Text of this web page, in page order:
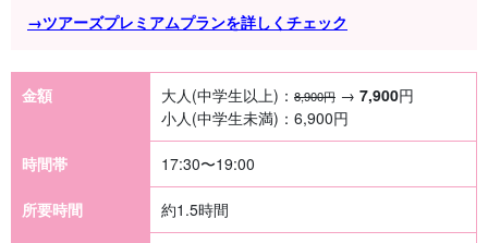
→ツアーズプレミアムプランを詳しくチェック
金額 大人(中学生以上)： 8,900円 → 7,900円
小人(中学生未満)： 6,900円
時間帯 17:30〜19:00
所要時間 約1.5時間